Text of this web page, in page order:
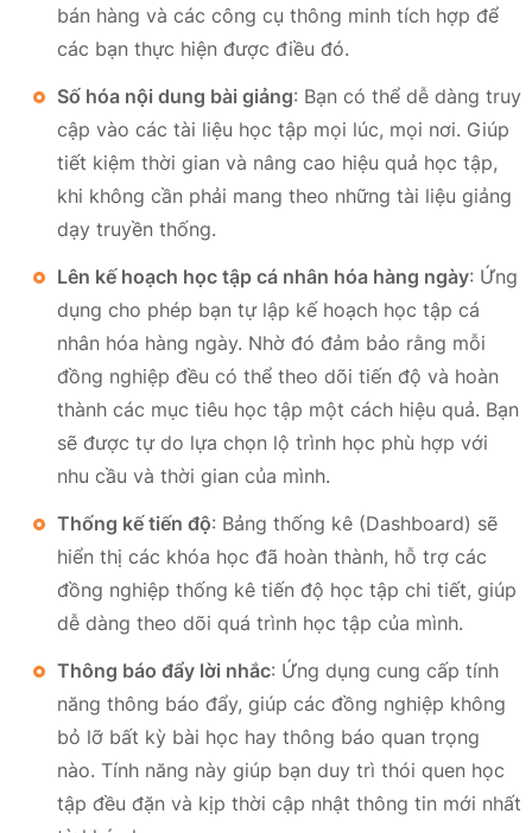
bán hàng và các công cụ thông minh tích hợp để
các bạn thực hiện được điều đó.
Số hóa nội dung bài giảng: Bạn có thể dễ dàng truy
cập vào các tài liệu học tập mọi lúc, mọi nơi. Giúp
tiết kiệm thời gian và nâng cao hiệu quả học tập,
khi không cần phải mang theo những tài liệu giảng
dạy truyền thống.
Lên kế hoạch học tập cá nhân hóa hàng ngày: Ứng
dụng cho phép bạn tự lập kế hoạch học tập cá
nhân hóa hàng ngày. Nhờ đó đảm bảo rằng mỗi
đồng nghiệp đều có thể theo dõi tiến độ và hoàn
thành các mục tiêu học tập một cách hiệu quả. Bạn
sẽ được tự do lựa chọn lộ trình học phù hợp với
nhu cầu và thời gian của mình.
Thống kế tiến độ: Bảng thống kê (Dashboard) sẽ
hiển thị các khóa học đã hoàn thành, hỗ trợ các
đồng nghiệp thống kê tiến độ học tập chi tiết, giúp
dễ dàng theo dõi quá trình học tập của mình.
Thông báo đẩy lời nhắc: Ứng dụng cung cấp tính
năng thông báo đẩy, giúp các đồng nghiệp không
bỏ lỡ bất kỳ bài học hay thông báo quan trọng
nào. Tính năng này giúp bạn duy trì thói quen học
tập đều đặn và kịp thời cập nhật thông tin mới nhất